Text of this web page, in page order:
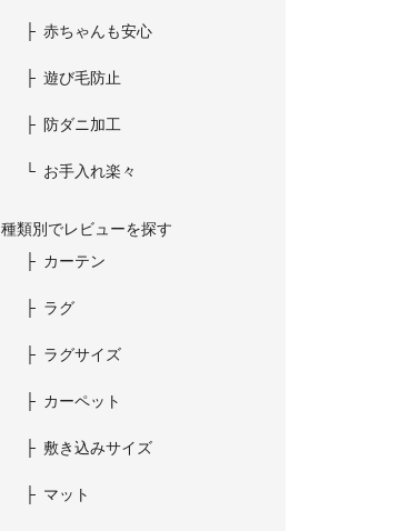
赤ちゃんも安心
遊び毛防止
防ダニ加工
お手入れ楽々
種類別でレビューを探す
カーテン
ラグ
ラグサイズ
カーペット
敷き込みサイズ
マット